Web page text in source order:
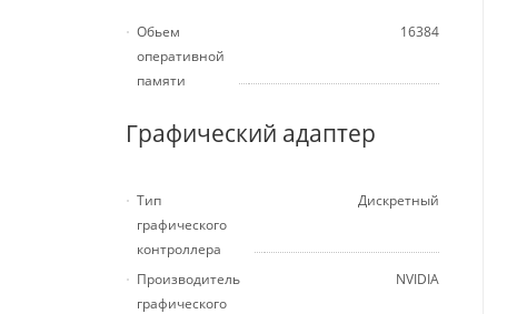
Обьем
оперативной
памяти
16384
Графический адаптер
Тип
графического
контроллера
Дискретный
Производитель
графического
NVIDIA